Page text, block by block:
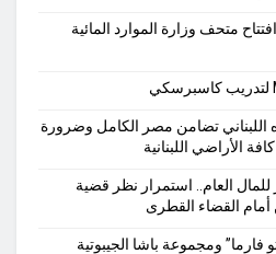
متحف وزارة الموارد المائية
اللبناني تضامن مصر الكامل وضرورة
الأراضي اللبنانية
العام.. استمرار نظر قضية
القضاء القطرى
فارما” ومجموعة باشا الجيبوتية